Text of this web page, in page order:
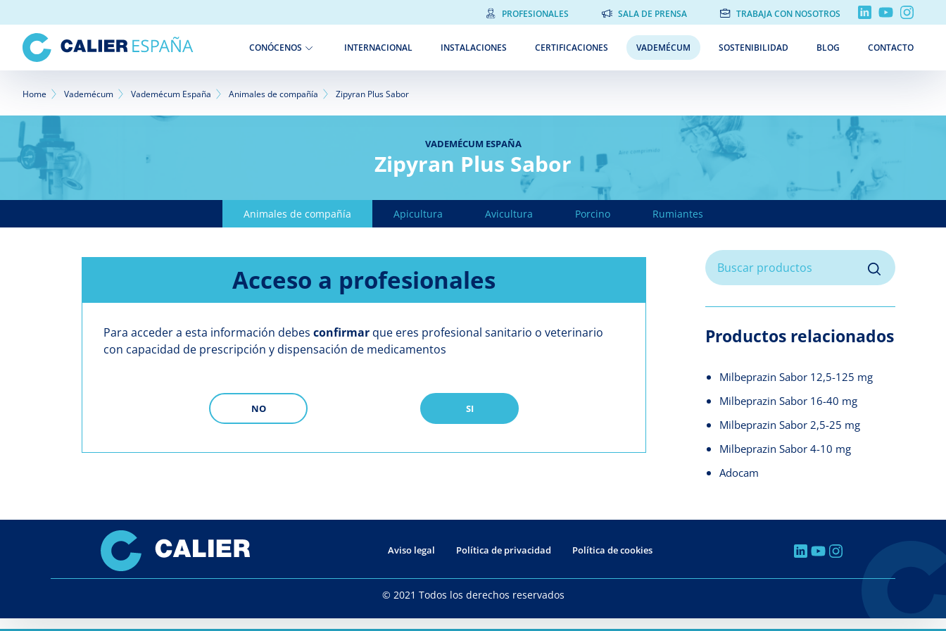
al
contenido
principal
PROFESIONALES SALA DE PRENSA TRABAJA CON NOSOTROS
CONÓCENOS INTERNACIONAL INSTALACIONES CERTIFICACIONES VADEMÉCUM SOSTENIBILIDAD BLOG CONTACTO
Sobrescribir
enlaces
de
ayuda
a
la
navegación
Home Vademécum Vademécum España Animales de compañía Zipyran Plus Sabor
VADEMÉCUM ESPAÑA
Zipyran Plus Sabor
Animales de compañía Apicultura Avicultura Porcino Rumiantes
Acceso a profesionales
Para acceder a esta información debes confirmar que eres profesional sanitario o veterinario
con capacidad de prescripción y dispensación de medicamentos
NO SI
Productos relacionados
Milbeprazin Sabor 12,5-125 mg
Milbeprazin Sabor 16-40 mg
Milbeprazin Sabor 2,5-25 mg
Milbeprazin Sabor 4-10 mg
Adocam
Aviso legal Política de privacidad Política de cookies
© 2021 Todos los derechos reservados